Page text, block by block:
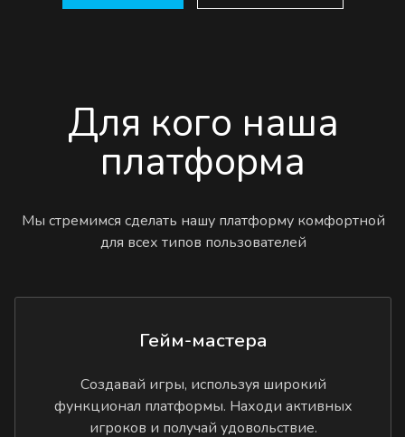
Для кого наша
платформа
Мы стремимся сделать нашу платформу комфортной
для всех типов пользователей
Гейм-мастера
Создавай игры, используя широкий
функционал платформы. Находи активных
игроков и получай удовольствие.